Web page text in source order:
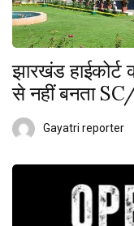
झारखंड हाईकोर्ट
से नहीं बनता
Gayatri reporter